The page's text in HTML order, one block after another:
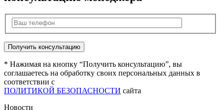
* Нажимая на кнопку “Получить консультацию”, вы
соглашаетесь на обработку своих персональных данных в
соответствии с
ПОЛИТИКОЙ БЕЗОПАСНОСТИ сайта
Новости